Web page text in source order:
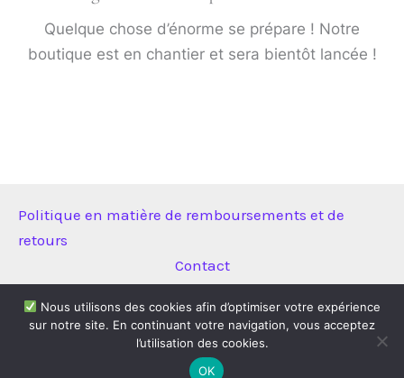
Quelque chose d’énorme se prépare ! Notre
boutique est en chantier et sera bientôt lancée !
Politique en matière de remboursements et de
retours
Contact
Copyright © 2026 Technitool | Propulsé parThème WordPress
Astra
Nous utilisons des cookies afin d’optimiser votre expérience
sur notre site. En continuant votre navigation, vous acceptez
l’utilisation des cookies.
OK